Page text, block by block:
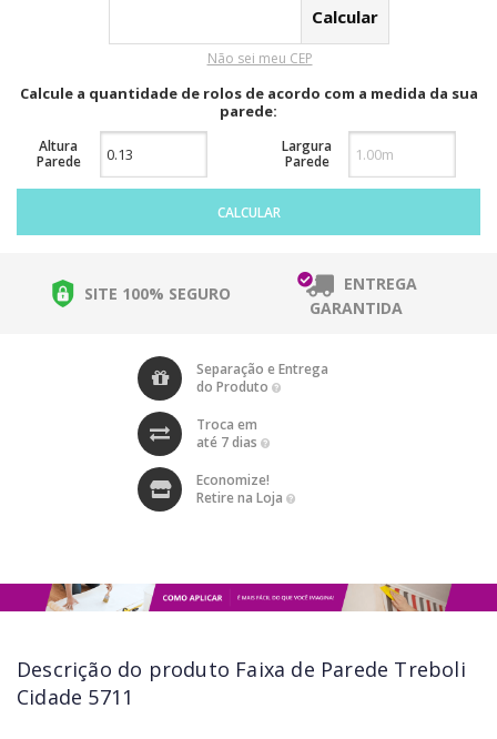
Não sei meu CEP
Calcule a quantidade de rolos de acordo com a medida da sua
parede:
Altura
Parede
Largura
Parede
CALCULAR
SITE 100% SEGURO
ENTREGA
GARANTIDA
Separação e Entrega
do Produto
Troca em
até 7 dias
Economize!
Retire na Loja
Descrição do produto Faixa de Parede Treboli
Cidade 5711